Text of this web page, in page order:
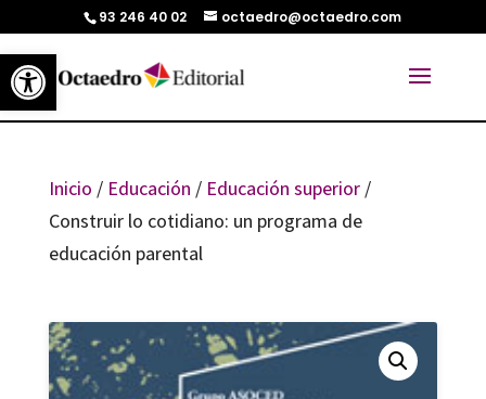
Abrir barra de herramientas
93 246 40 02 octaedro@octaedro.com
Inicio / Educación / Educación superior/
Construir lo cotidiano: un programa de
educación parental